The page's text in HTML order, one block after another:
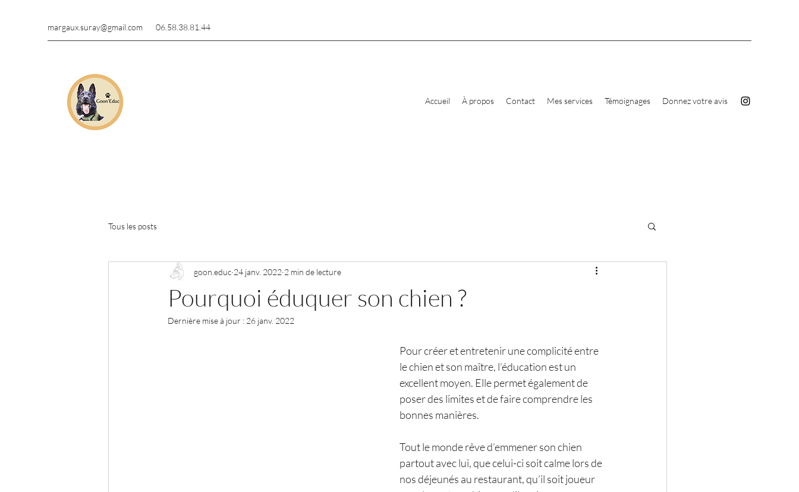
margaux.suray@gmail.com 06.58.38.81.44
Accueil À propos Contact Mes services Témoignages Donnez votre avis
Tous les posts
Pourquoi éduquer son chien ?
goon.educ 24 janv. 2022 2 min de lecture
Dernière mise à jour : 26 janv. 2022
Pour créer et entretenir une complicité entre
le chien et son maître, l’éducation est un
excellent moyen. Elle permet également de
poser des limites et de faire comprendre les
bonnes manières.
Tout le monde rêve d’emmener son chien
partout avec lui, que celui-ci soit calme lors de
nos déjeunés au restaurant, qu’il soit joueur